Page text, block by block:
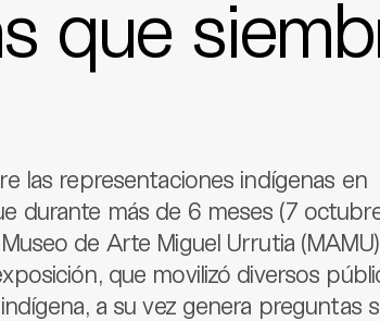
que
las representaciones indígenas en
durante más de 6 meses (7
de Arte Miguel Urrutia
que movilizó diversos
a su vez genera preguntas